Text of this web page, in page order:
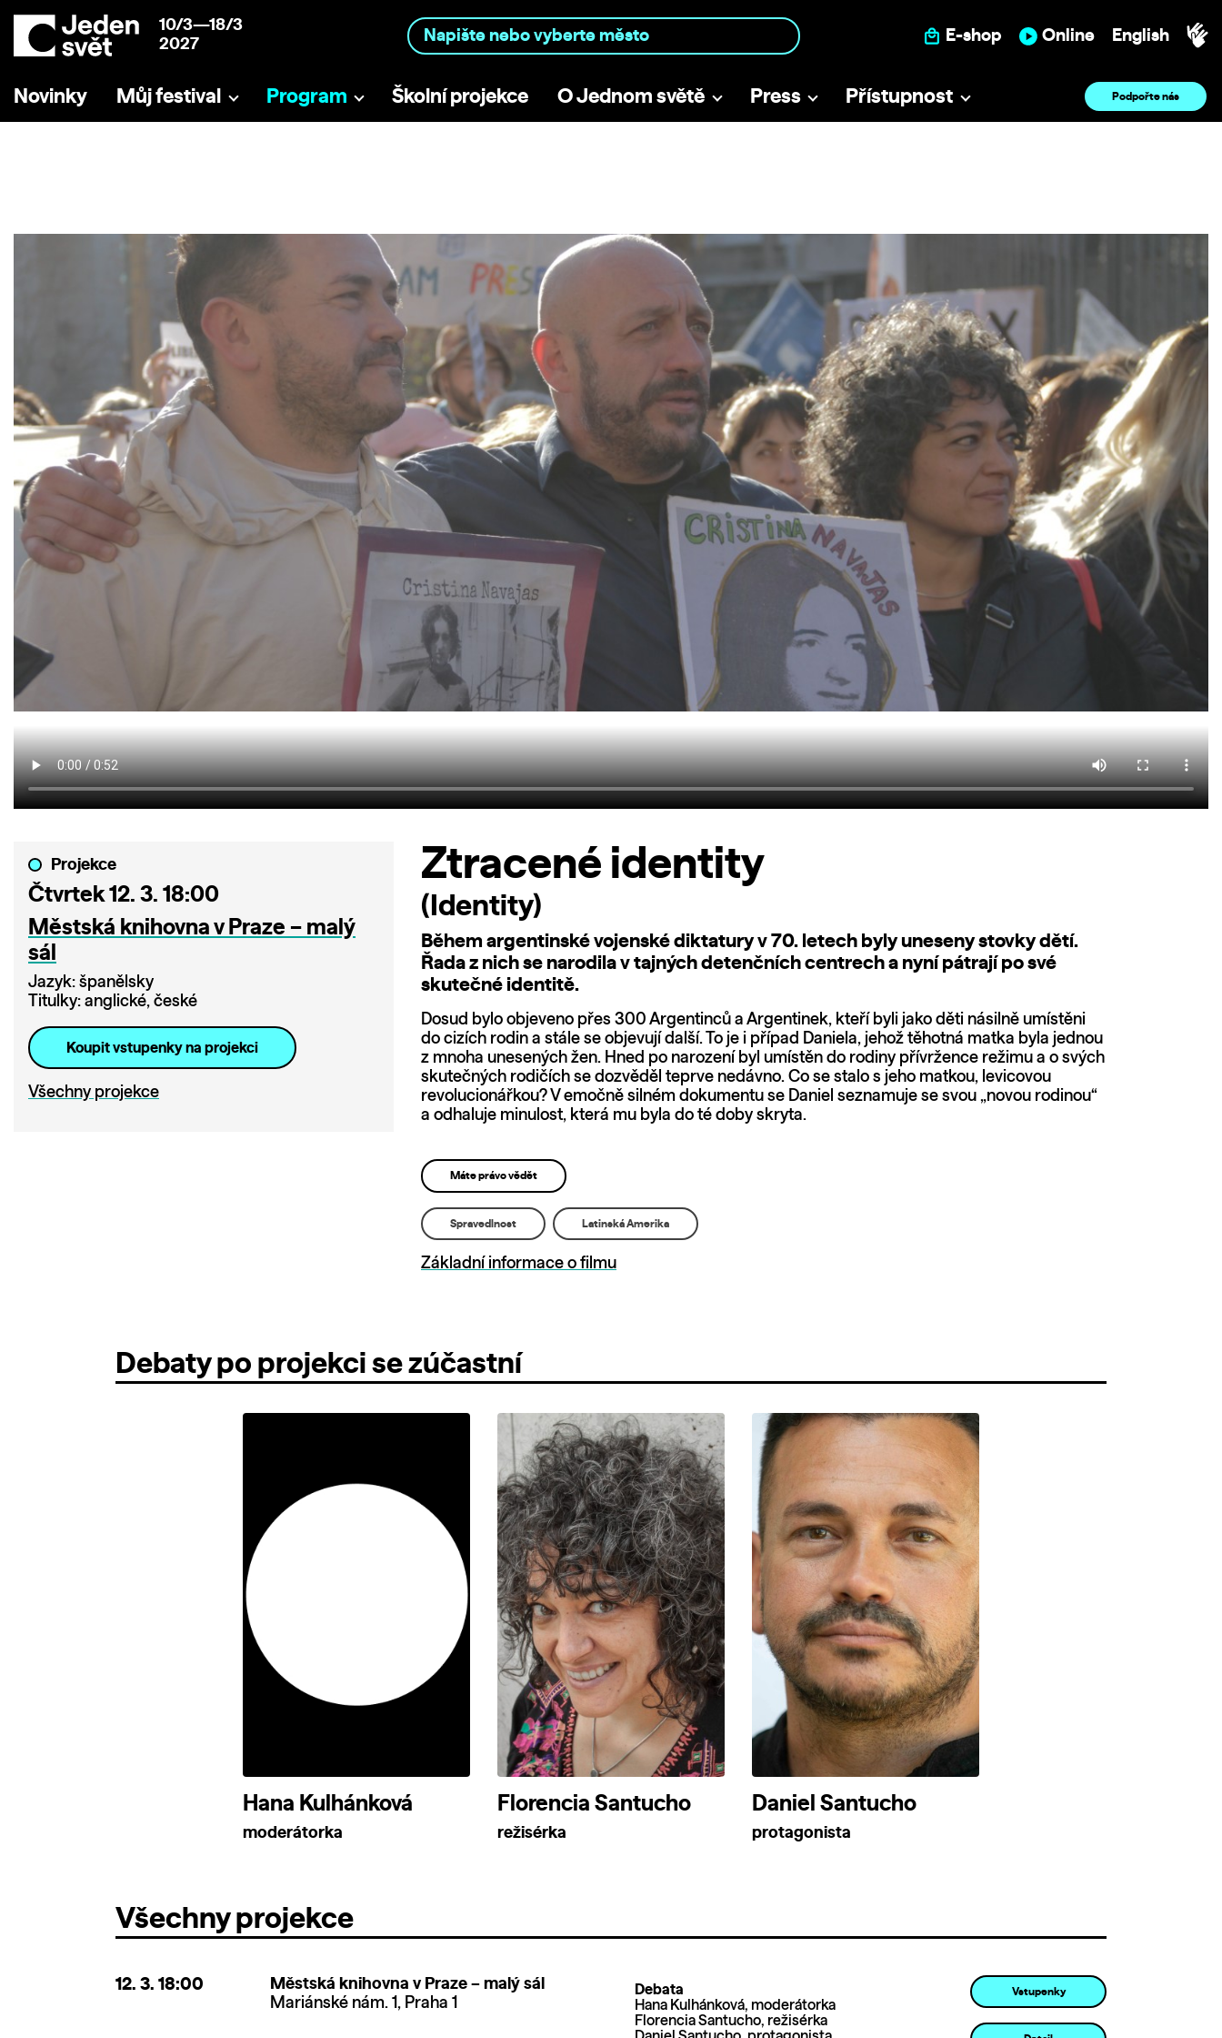
10/3—18/3
2027
E-shop Online English
Novinky Můj festival Program Školní projekce O Jednom světě Press Přístupnost Podpořte nás
Projekce
Čtvrtek 12. 3. 18:00
Městská knihovna v Praze – malý
sál
Jazyk: španělsky
Titulky: anglické, české
Koupit vstupenky na projekci
Všechny projekce
Ztracené identity
(Identity)
Během argentinské vojenské diktatury v 70. letech byly uneseny stovky dětí.
Řada z nich se narodila v tajných detenčních centrech a nyní pátrají po své
skutečné identitě.
Dosud bylo objeveno přes 300 Argentinců a Argentinek, kteří byli jako děti násilně umístěni
do cizích rodin a stále se objevují další. To je i případ Daniela, jehož těhotná matka byla jednou
z mnoha unesených žen. Hned po narození byl umístěn do rodiny přívržence režimu a o svých
skutečných rodičích se dozvěděl teprve nedávno. Co se stalo s jeho matkou, levicovou
revolucionářkou? V emočně silném dokumentu se Daniel seznamuje se svou „novou rodinou“
a odhaluje minulost, která mu byla do té doby skryta.
Máte právo vědět
Spravedlnost Latinská Amerika
Základní informace o filmu
Debaty po projekci se zúčastní
Hana Kulhánková
moderátorka
Florencia Santucho
režisérka
Daniel Santucho
protagonista
Všechny projekce
12. 3. 18:00
Městská knihovna v Praze – malý sál
Mariánské nám. 1, Praha 1
Debata
Hana Kulhánková, moderátorka
Florencia Santucho, režisérka
Vstupenky